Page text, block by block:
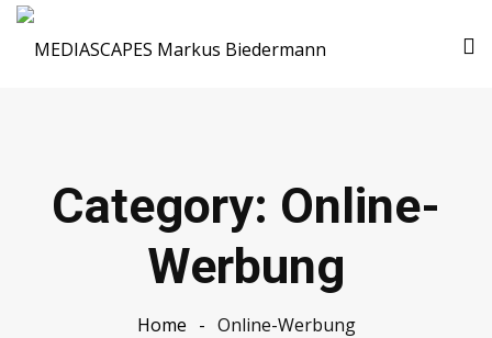
Category: Online-
Werbung
Home Online-Werbung